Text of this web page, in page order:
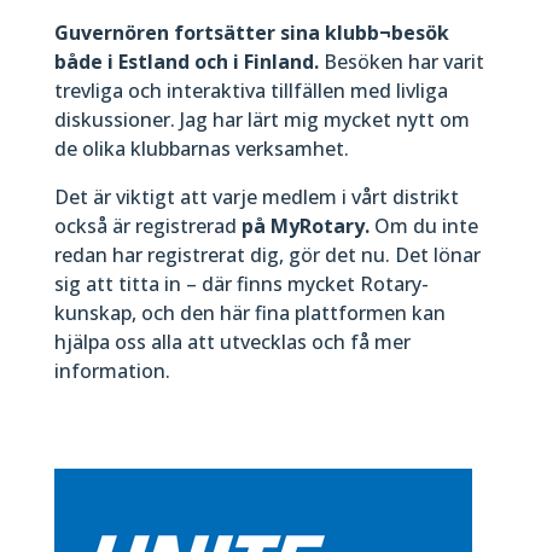
Guvernören fortsätter sina klubb¬besök
både i Estland och i Finland.Besöken har varit
trevliga och interaktiva tillfällen med livliga
diskussioner. Jag har lärt mig mycket nytt om
de olika klubbarnas verksamhet.
Det är viktigt att varje medlem i vårt distrikt
också är registrerad på MyRotary.Om du inte
redan har registrerat dig, gör det nu. Det lönar
sig att titta in – där finns mycket Rotary-
kunskap, och den här fina plattformen kan
hjälpa oss alla att utvecklas och få mer
information.